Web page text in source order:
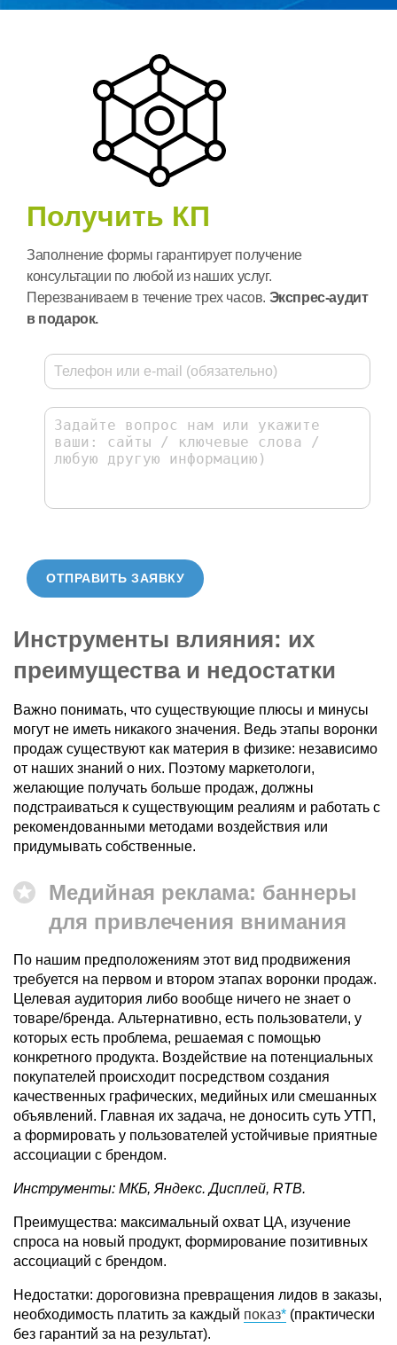
Получить КП
Заполнение формы гарантирует получение
консультации по любой из наших услуг.
Перезваниваем в течение трех часов. Экспрес-аудит
в подарок.
ОТПРАВИТЬ ЗАЯВКУ
Инструменты влияния: их
преимущества и недостатки
Важно понимать, что существующие плюсы и минусы
могут не иметь никакого значения. Ведь этапы воронки
продаж существуют как материя в физике: независимо
от наших знаний о них. Поэтому маркетологи,
желающие получать больше продаж, должны
подстраиваться к существующим реалиям и работать с
рекомендованными методами воздействия или
придумывать собственные.
Медийная реклама: баннеры
для привлечения внимания
По нашим предположениям этот вид продвижения
требуется на первом и втором этапах воронки продаж.
Целевая аудитория либо вообще ничего не знает о
товаре/бренда. Альтернативно, есть пользователи, у
которых есть проблема, решаемая с помощью
конкретного продукта. Воздействие на потенциальных
покупателей происходит посредством создания
качественных графических, медийных или смешанных
объявлений. Главная их задача, не доносить суть УТП,
а формировать у пользователей устойчивые приятные
ассоциации с брендом.
Инструменты: МКБ, Яндекс. Дисплей, RTB.
Преимущества: максимальный охват ЦА, изучение
спроса на новый продукт, формирование позитивных
ассоциаций с брендом.
Недостатки: дороговизна превращения лидов в заказы,
необходимость платить за каждый показ
(практически
без гарантий за на результат).